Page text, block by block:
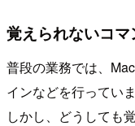
覚えられないコ
普段の業務では、
インなどを行っていま
しかし、どうしても